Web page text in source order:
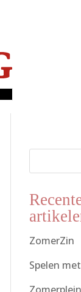
ZomerZin
Spelen